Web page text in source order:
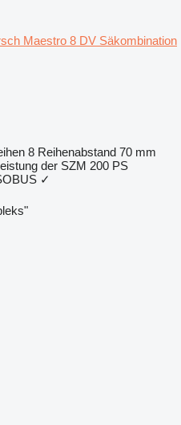
Maestro 8 DV Säkombination
8 Reihenabstand 70 mm
der SZM 200 PS
✓